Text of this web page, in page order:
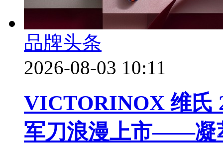
品牌头条
2026-08-03 10:11
VICTORINOX 维氏
军刀浪漫上市——凝